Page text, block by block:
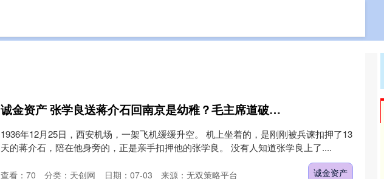
诚金资产 张学良送蒋介石回南京是幼稚？毛主席道破天机：不去，内战停不了
1936年12月25日，西安机场，一架飞机缓缓升空。 机上坐着的，是刚刚被兵谏扣押了13
天的蒋介石，陪在他身旁的，正是亲手扣押他的张学良。 没有人知道张学良上了....
诚金资产
日期：07-03 来源：无双策略平台
查看： 70 分类： 天创网